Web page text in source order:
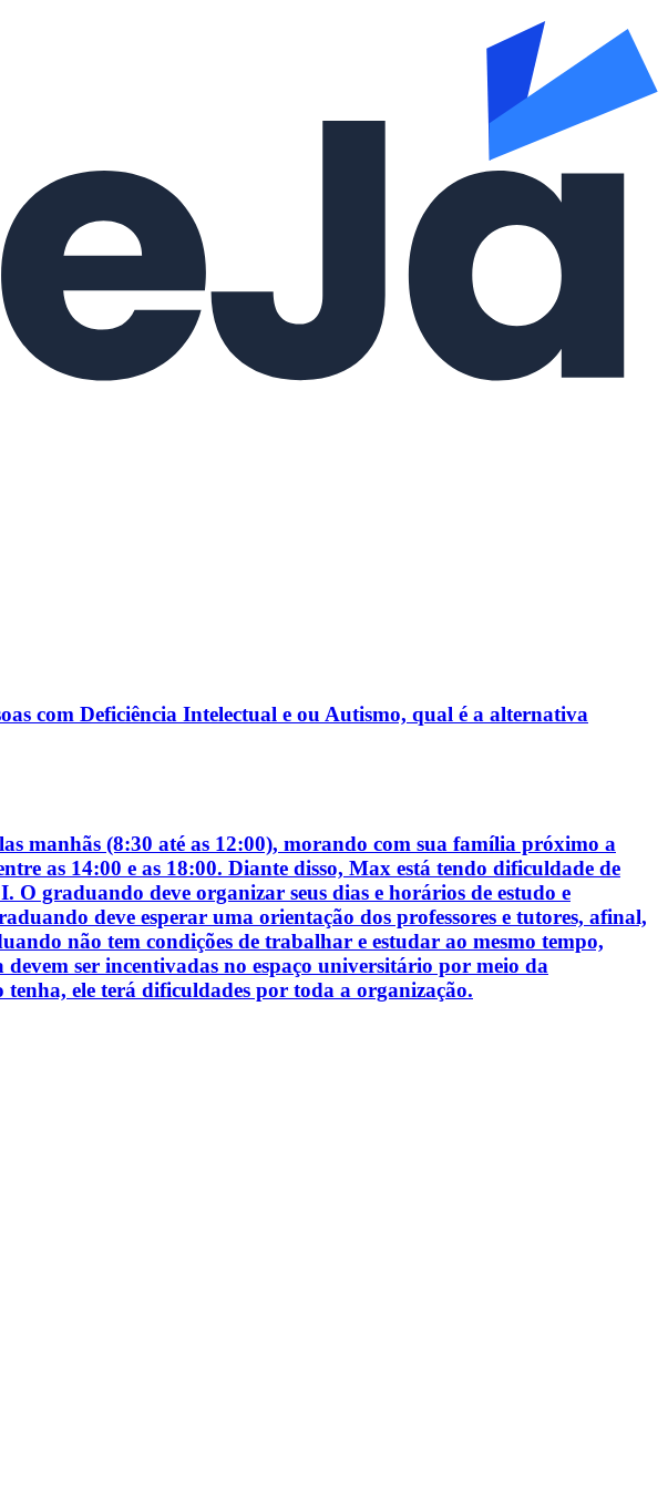
com Deficiência Intelectual e ou Autismo, qual é a alternativa
manhãs (8:30 até as 12:00), morando com sua família próximo a
as 14:00 e as 18:00. Diante disso, Max está tendo dificuldade de
O graduando deve organizar seus dias e horários de estudo e
deve esperar uma orientação dos professores e tutores, afinal,
não tem condições de trabalhar e estudar ao mesmo tempo,
ser incentivadas no espaço universitário por meio da
ele terá dificuldades por toda a organização.